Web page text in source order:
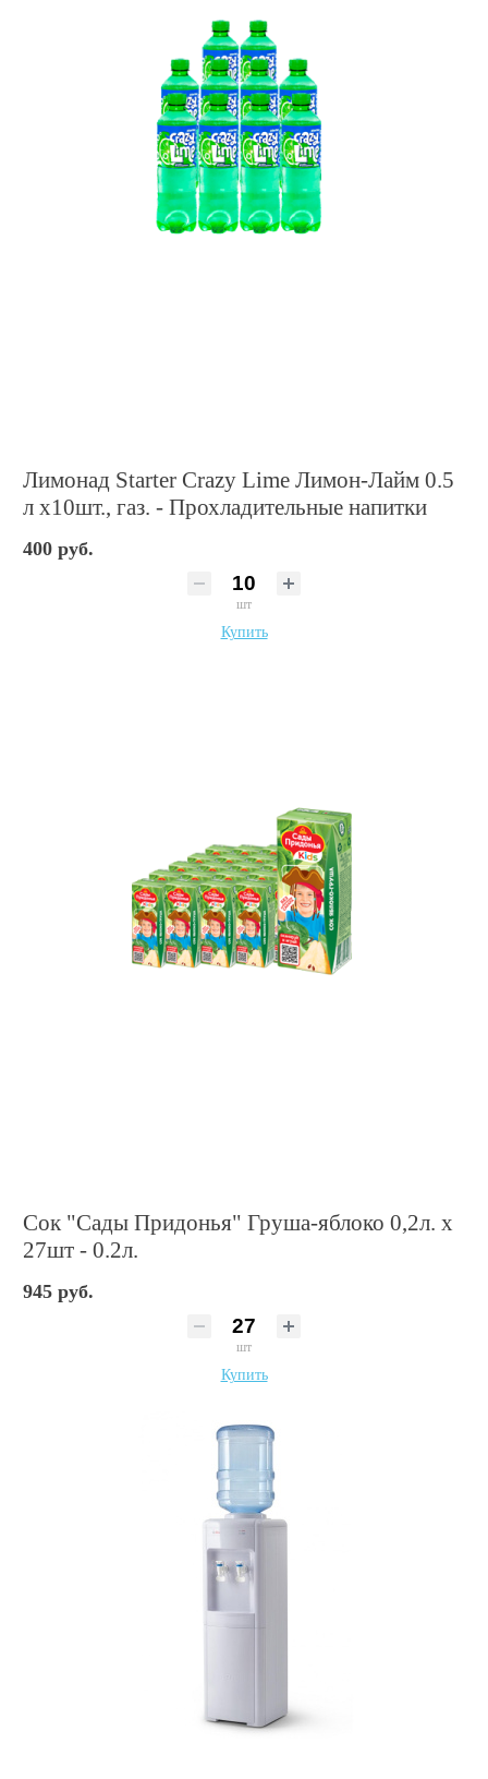
Лимонад Starter Crazy Lime Лимон-Лайм 0.5
л х10шт., газ. - Прохладительные напитки
400 руб.
шт
Купить
Сок "Сады Придонья" Груша-яблоко 0,2л. х
27шт - 0.2л.
945 руб.
шт
Купить